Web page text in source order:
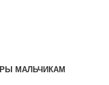
МАЛЬЧИКАМ